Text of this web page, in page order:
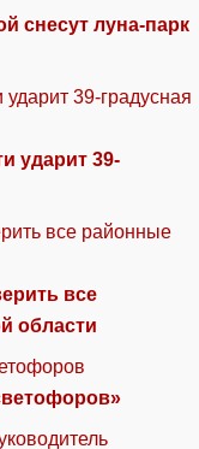
снесут луна-парк
ударит 39-
все
области